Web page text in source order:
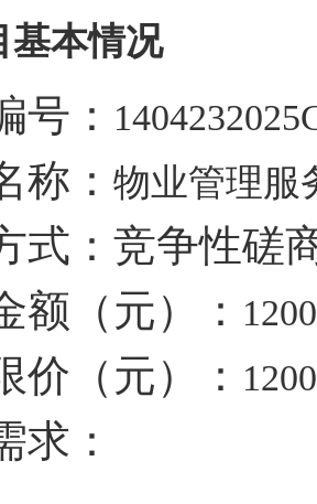
基本情况
号：
称： 物业管理服
式：竞争性磋
额（元）：
价（元）：
求：